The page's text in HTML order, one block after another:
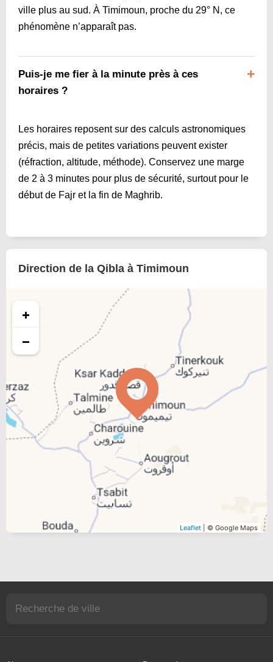
ville plus au sud. À Timimoun, proche du 29° N, ce
phénomène n’apparaît pas.
Puis-je me fier à la minute près à ces
horaires ?
Les horaires reposent sur des calculs astronomiques
précis, mais de petites variations peuvent exister
(réfraction, altitude, méthode). Conservez une marge
de 2 à 3 minutes pour plus de sécurité, surtout pour le
début de Fajr et la fin de Maghrib.
Direction de la Qibla à Timimoun
+
−
Leaflet | © Google Maps